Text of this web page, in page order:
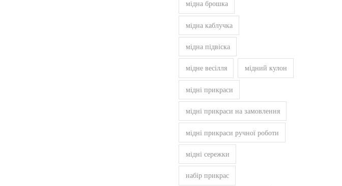
мідна брошка
мідна каблучка
мідна підвіска
мідне весілля мідний кулон
мідні прикраси
мідні прикраси на замовлення
мідні прикраси ручної роботи
мідні сережки
набір прикрас